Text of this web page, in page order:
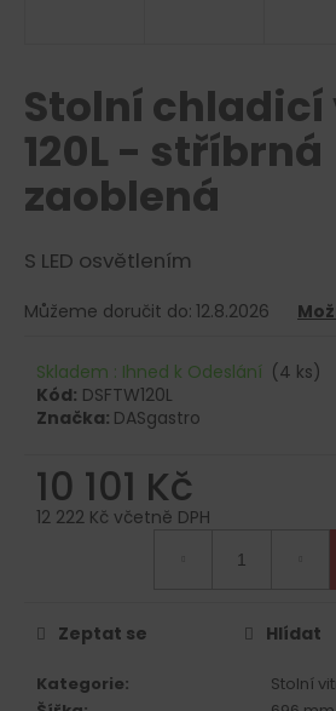
Stolní
120L - stříbrná
zaoblená
S LED osvětlením
Můžeme doručit do: 12.8.2026
Skladem : Ihned k Odeslání (4 ks)
Kód: DSFTW120L
Značka: DASgastro
10 101 Kč
12 222 Kč včetně DPH
Kategorie:
Stolní
Zeptat se Hlídat
í
t
?
D
o
o
u
e
e